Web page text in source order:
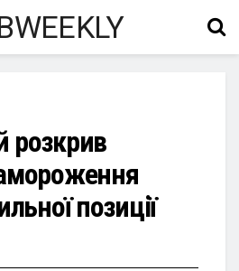
розкрив
позиції